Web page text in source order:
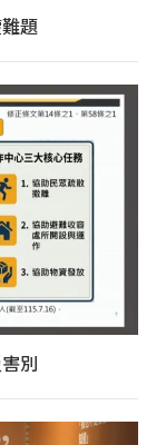
題
別